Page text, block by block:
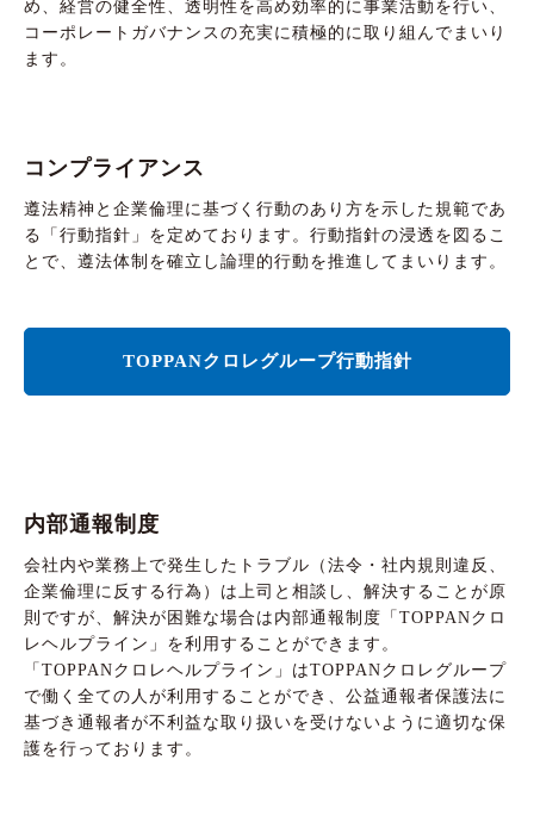
め、経営の健全性、透明性を高め効率的に事業活動を行い、
コーポレートガバナンスの充実に積極的に取り組んでまいり
ます。
コンプライアンス
遵法精神と企業倫理に基づく行動のあり方を示した規範であ
る「行動指針」を定めております。行動指針の浸透を図るこ
とで、遵法体制を確立し論理的行動を推進してまいります。
TOPPANクロレグループ行動指針
内部通報制度
会社内や業務上で発生したトラブル（法令・社内規則違反、
企業倫理に反する行為）は上司と相談し、解決することが原
則ですが、解決が困難な場合は内部通報制度「TOPPANクロ
レヘルプライン」を利用することができます。
「TOPPANクロレヘルプライン」はTOPPANクロレグループ
で働く全ての人が利用することができ、公益通報者保護法に
基づき通報者が不利益な取り扱いを受けないように適切な保
護を行っております。